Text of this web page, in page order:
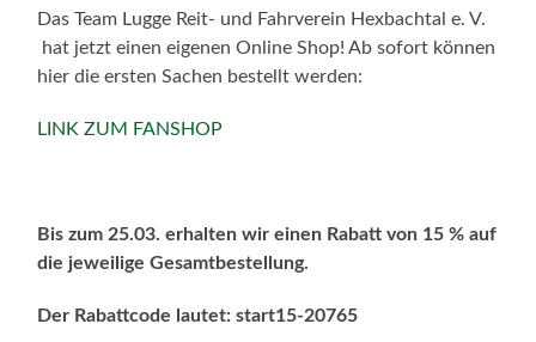
Das Team Lugge Reit- und Fahrverein Hexbachtal e. V.
hat jetzt einen eigenen Online Shop! Ab sofort können
hier die ersten Sachen bestellt werden:
LINK ZUM FANSHOP
Bis zum 25.03. erhalten wir einen Rabatt von 15 % auf
die jeweilige Gesamtbestellung.
Der Rabattcode lautet: start15-20765